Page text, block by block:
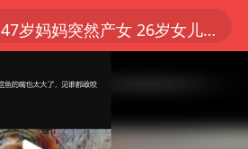
中国稀土盘中涨停
A股开盘：民爆、CPO等概念走强